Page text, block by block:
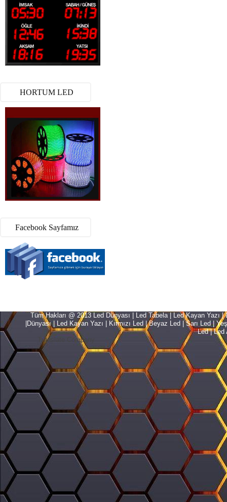
HORTUM LED
Facebook Sayfamız
Tüm Hakları @ 2013 Led Dünyası | Led Tabela | Led Kayan
|Dünyası | Led Kayan Yazı | Kırmızı Led | Beyaz Led | Sarı Led |
Led | Led
Translate Company